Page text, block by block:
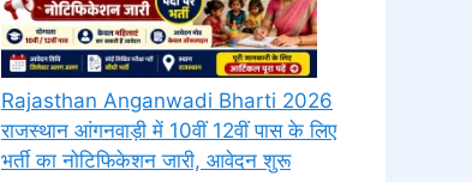
Rajasthan Anganwadi Bharti 2026
राजस्थान आंगनवाड़ी में 10वीं 12वीं पास के लिए
भर्ती का नोटिफिकेशन जारी, आवेदन शुरू